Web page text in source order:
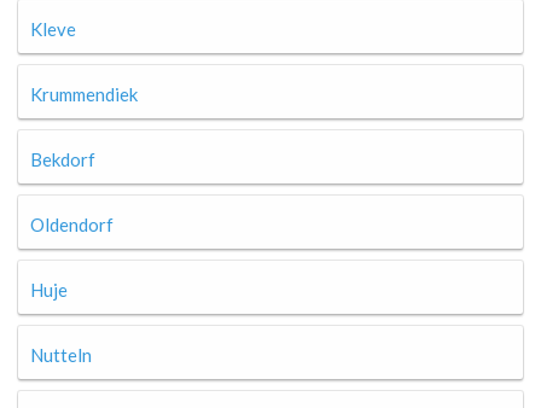
Kleve
Krummendiek
Bekdorf
Oldendorf
Huje
Nutteln